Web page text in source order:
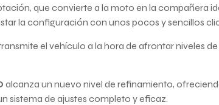
que convierte a la moto en la compañera
la configuración con unos pocos y sencillos
el vehículo a la hora de afrontar niveles
alcanza un nuevo nivel de refinamiento,
sistema de ajustes completo y eficaz.